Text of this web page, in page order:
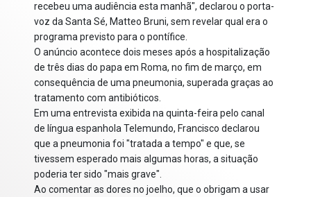
recebeu uma audiência esta manhã", declarou o porta-
voz da Santa Sé, Matteo Bruni, sem revelar qual era o
programa previsto para o pontífice.
O anúncio acontece dois meses após a hospitalização
de três dias do papa em Roma, no fim de março, em
consequência de uma pneumonia, superada graças ao
tratamento com antibióticos.
Em uma entrevista exibida na quinta-feira pelo canal
de língua espanhola Telemundo, Francisco declarou
que a pneumonia foi "tratada a tempo" e que, se
tivessem esperado mais algumas horas, a situação
poderia ter sido "mais grave".
Ao comentar as dores no joelho, que o obrigam a usar